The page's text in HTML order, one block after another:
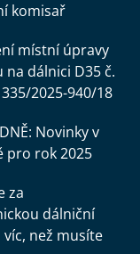
komisař
místní úpravy
na dálnici D35 č.
2025-940/18
Novinky v
pro rok 2025
za
dálniční
než musíte